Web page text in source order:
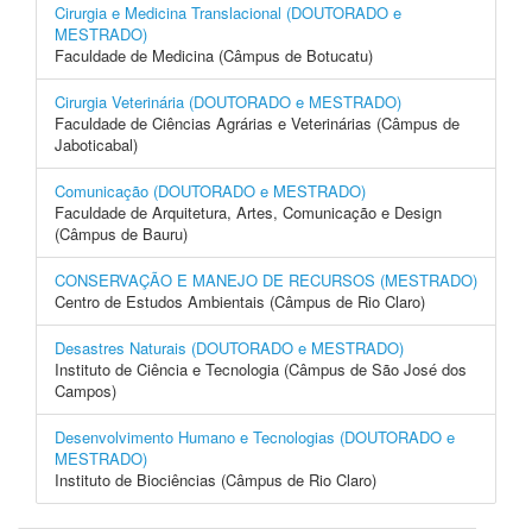
Cirurgia e Medicina Translacional (DOUTORADO e
MESTRADO)
Faculdade de Medicina (Câmpus de Botucatu)
Cirurgia Veterinária (DOUTORADO e MESTRADO)
Faculdade de Ciências Agrárias e Veterinárias (Câmpus de
Jaboticabal)
Comunicação (DOUTORADO e MESTRADO)
Faculdade de Arquitetura, Artes, Comunicação e Design
(Câmpus de Bauru)
CONSERVAÇÃO E MANEJO DE RECURSOS (MESTRADO)
Centro de Estudos Ambientais (Câmpus de Rio Claro)
Desastres Naturais (DOUTORADO e MESTRADO)
Instituto de Ciência e Tecnologia (Câmpus de São José dos
Campos)
Desenvolvimento Humano e Tecnologias (DOUTORADO e
MESTRADO)
Instituto de Biociências (Câmpus de Rio Claro)